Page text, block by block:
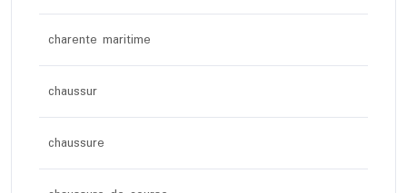
charente maritime
chaussur
chaussure